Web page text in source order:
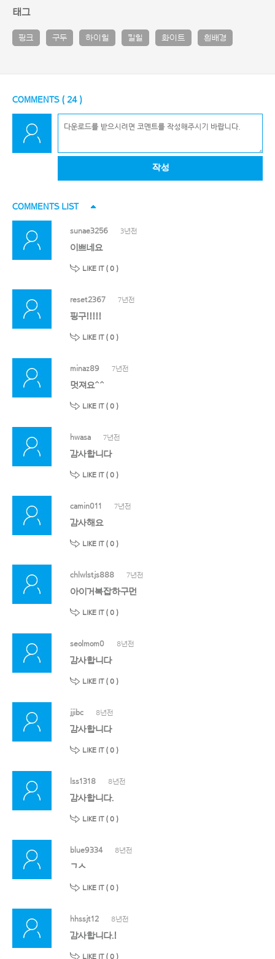
태그
핑크 구두 하이힐 킬힐 화이트 흰배경
COMMENTS ( 24)
작성
COMMENTS LIST
sunae3256 3년전
이쁘네요
LIKE IT ( 0 )
reset2367 7년전
핑구!!!!!
LIKE IT ( 0 )
minaz89 7년전
멋져요^^
LIKE IT ( 0 )
hwasa 7년전
감사합니다
LIKE IT ( 0 )
camin011 7년전
감사해요
LIKE IT ( 0 )
chlwlstjs888 7년전
아이거복잡하구먼
LIKE IT ( 0 )
seolmom0 8년전
감사합니다
LIKE IT ( 0 )
jjibc 8년전
감사합니다
LIKE IT ( 0 )
lss1318 8년전
감사합니다.
LIKE IT ( 0 )
blue9334 8년전
ㄱㅅ
LIKE IT ( 0 )
hhssjt12 8년전
감사합니다.!
LIKE IT ( 0 )